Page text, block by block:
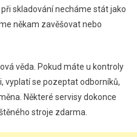
skladování necháme stát jako
někam zavěšovat nebo
věda. Pokud máte u kontroly
vyplatí se pozeptat odborníků,
Některé servisy dokonce
stroje zdarma.